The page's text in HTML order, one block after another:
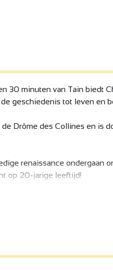
30 minuten van Tain biedt
geschiedenis tot leven en
Drôme des Collines en is
renaissance ondergaan
op 20-jarige leeftijd!
het hele jaar door